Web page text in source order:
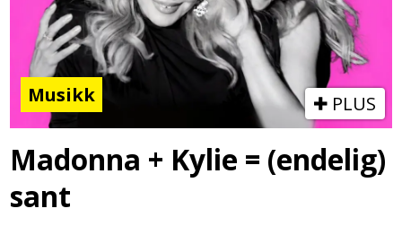
Musikk PLUS
Madonna + Kylie = (endelig)
sant